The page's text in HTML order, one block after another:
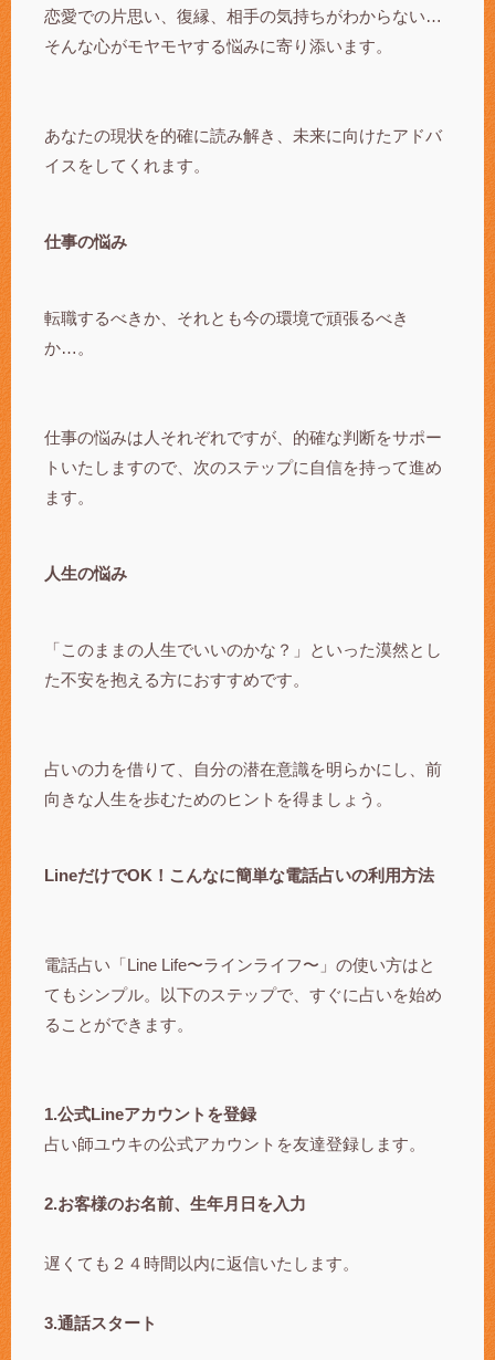
恋愛での片思い、復縁、相手の気持ちがわからない…
そんな心がモヤモヤする悩みに寄り添います。
あなたの現状を的確に読み解き、未来に向けたアドバ
イスをしてくれます。
仕事の悩み
転職するべきか、それとも今の環境で頑張るべき
か…。
仕事の悩みは人それぞれですが、的確な判断をサポー
トいたしますので、次のステップに自信を持って進め
ます。
人生の悩み
「このままの人生でいいのかな？」といった漠然とし
た不安を抱える方におすすめです。
占いの力を借りて、自分の潜在意識を明らかにし、前
向きな人生を歩むためのヒントを得ましょう。
LineだけでOK！こんなに簡単な電話占いの利用方法
電話占い「Line Life〜ラインライフ〜」の使い方はと
てもシンプル。以下のステップで、すぐに占いを始め
ることができます。
1.公式Lineアカウントを登録
占い師ユウキの公式アカウントを友達登録します。
2.お客様のお名前、生年月日を入力
遅くても２４時間以内に返信いたします。
3.通話スタート